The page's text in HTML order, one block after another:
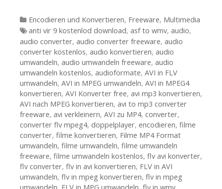
Kategorien
Encodieren und Konvertieren, Freeware, Multimedia
Tags
anti vir 9 kostenlod download, asf to wmv, audio,
audio converter, audio converter freeware, audio
converter kostenlos, audio konvertieren, audio
umwandeln, audio umwandeln freeware, audio
umwandeln kostenlos, audioformate, AVI in FLV
umwandeln, AVI in MPEG umwandeln, AVI in MPEG4
konvertieren, AVI Konverter free, avi mp3 konvertieren,
AVI nach MPEG konvertieren, avi to mp3 converter
freeware, avi verkleinern, AVI zu MP4, converter,
converter flv mpeg4, doppelplayer, encodieren, filme
converter, filme konvertieren, Filme MP4 Format
umwandeln, filme umwandeln, filme umwandeln
freeware, filme umwandeln kostenlos, flv avi konverter,
flv converter, flv in avi konvertieren, FLV in AVI
umwandeln, flv in mpeg konvertieren, flv in mpeg
umwandeln, FLV in MPG umwandeln, flv in wmv